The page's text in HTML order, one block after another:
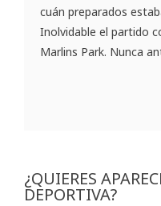
cuán preparados
Inolvidable el partido
Marlins Park. Nunca
¿QUIERES
DEPORTIVA?